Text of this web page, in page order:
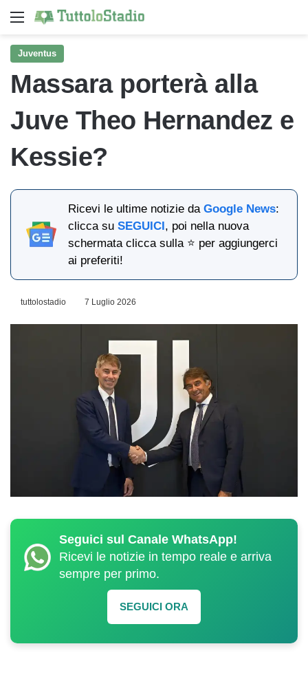
Menu
Juventus
Massara porterà alla
Juve Theo Hernandez e
Kessie?
Ricevi le ultime notizie daGoogle News:
clicca suSEGUICI, poi nella nuova
schermata clicca sulla ⭐ per aggiungerci
ai preferiti!
tuttolostadio 7 Luglio 2026
Seguici sul Canale WhatsApp!
Ricevi le notizie in tempo reale e arriva
sempre per primo.
SEGUICI ORA